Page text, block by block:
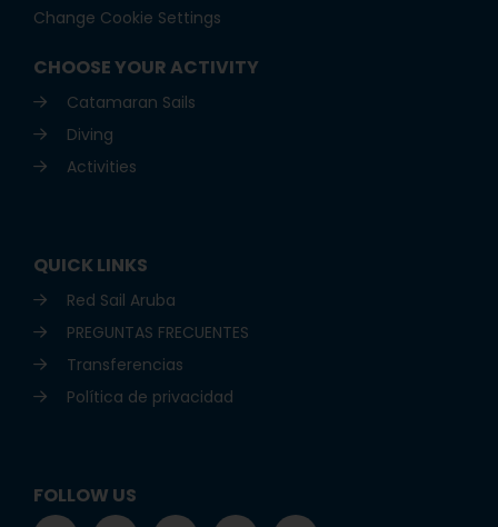
Change Cookie Settings
CHOOSE YOUR ACTIVITY
Catamaran Sails
Diving
Activities
QUICK LINKS
Red Sail Aruba
PREGUNTAS FRECUENTES
Transferencias
Política de privacidad
FOLLOW US